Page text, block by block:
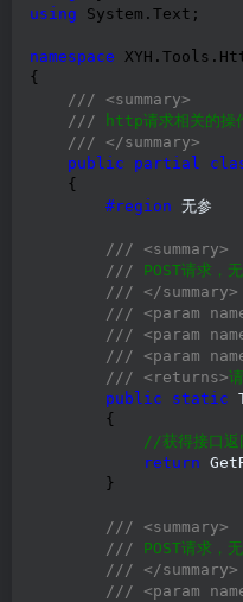
using System.Text;
namespace
{
///
<summary>
/// http请求相关的操
///
</summary>
public
partial
    {
#region 无参
///
<summary>
/// POST请求，
///
</summary>
///
<param
///
<param
///
<param
///
<returns>
public
static
        {
//获得接口返
return
        }
///
<summary>
/// POST请求，
///
</summary>
///
<param